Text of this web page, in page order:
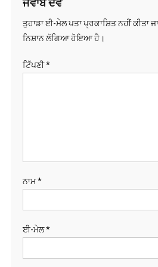
ਤੁਹਾਡਾ ਈ-ਮੇਲ ਪਤਾ ਪ੍ਰਕਾਸ਼ਿਤ ਨਹੀਂ ਕੀਤਾ
ਨਿਸ਼ਾਨ ਲੱਗਿਆ ਹੋਇਆ ਹੈ।
ਟਿੱਪਣੀ *
*
ਈ-ਮੇਲ *